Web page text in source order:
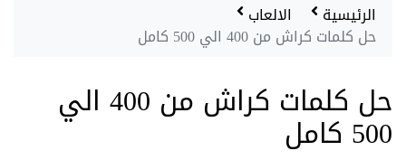
الرئيسية الالعاب
حل كلمات كراش من 400 الي 500 كامل
حل كلمات كراش من 400 الي
500 كامل